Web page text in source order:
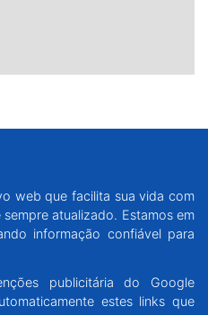
web que facilita sua vida com
atualizado. Estamos em
informação confiável para
publicitária do Google
estes links que